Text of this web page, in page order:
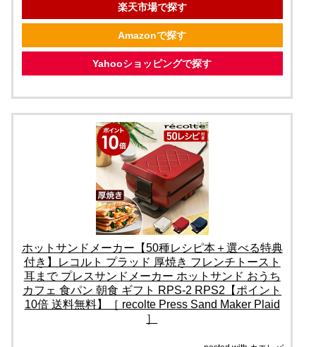
楽天市場で探す
Amazonで探す
Yahooショッピングで探す
ホットサンドメーカー【50種レシピ本＋選べる特典
付き】レコルト プラッド 厚焼き フレンチトースト
耳まで プレスサンドメーカー ホットサンド おうち
カフェ 食パン 朝食 ギフト RPS-2 RPS2【ポイント
10倍 送料無料】［ recolte Press Sand Maker Plaid
］